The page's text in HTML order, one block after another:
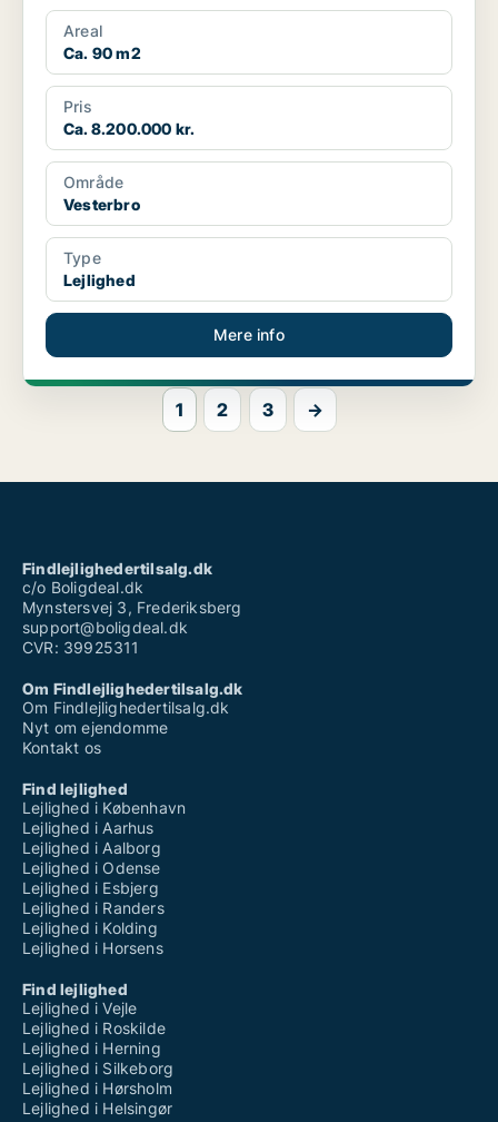
Areal
Ca. 90 m2
Pris
Ca. 8.200.000 kr.
Område
Vesterbro
Type
Lejlighed
Mere info
1 2 3 →
Findlejlighedertilsalg.dk
c/o Boligdeal.dk
Mynstersvej 3, Frederiksberg
support@boligdeal.dk
CVR: 39925311
Om Findlejlighedertilsalg.dk
Om Findlejlighedertilsalg.dk
Nyt om ejendomme
Kontakt os
Find lejlighed
Lejlighed i København
Lejlighed i Aarhus
Lejlighed i Aalborg
Lejlighed i Odense
Lejlighed i Esbjerg
Lejlighed i Randers
Lejlighed i Kolding
Lejlighed i Horsens
Find lejlighed
Lejlighed i Vejle
Lejlighed i Roskilde
Lejlighed i Herning
Lejlighed i Silkeborg
Lejlighed i Hørsholm
Lejlighed i Helsingør